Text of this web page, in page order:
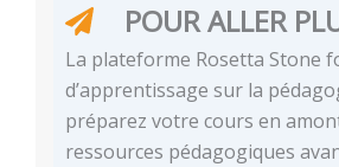
POUR ALLER
La plateforme Rosetta Stone
d’apprentissage sur la
préparez votre cours en
ressources pédagogiques